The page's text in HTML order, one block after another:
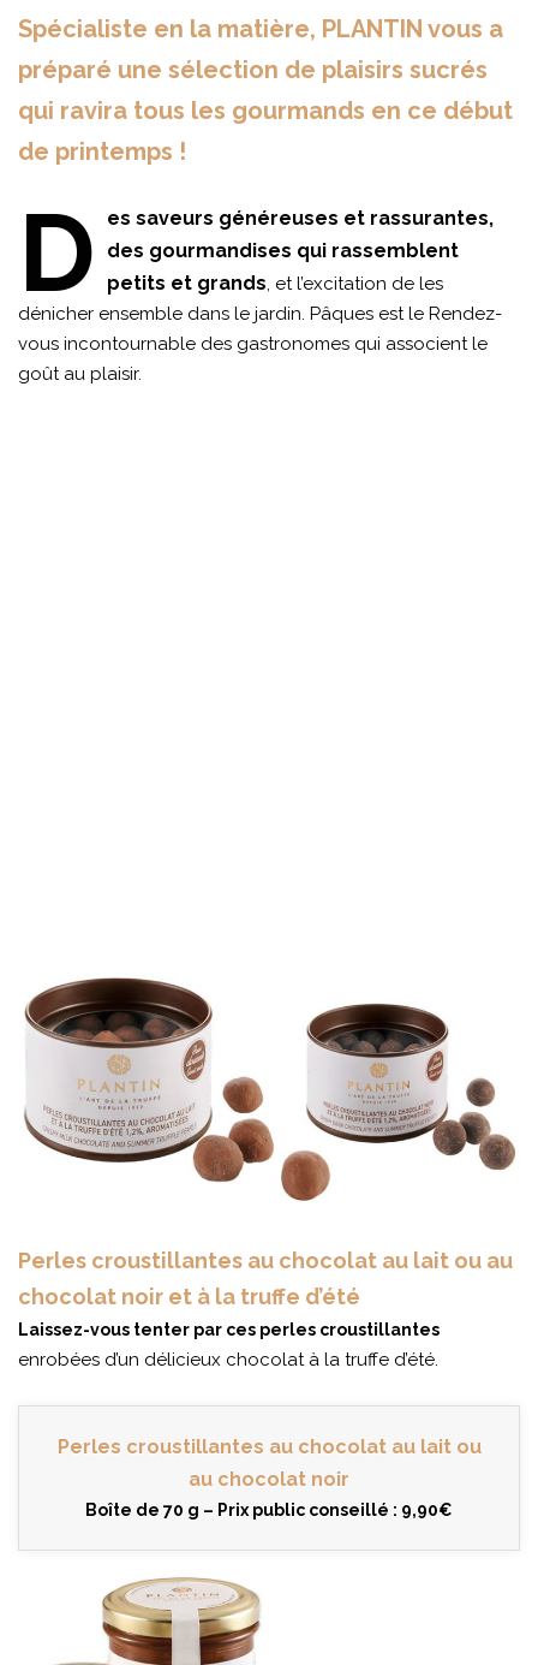
Spécialiste en la matière, PLANTIN vous a
préparé une sélection de plaisirs sucrés
qui ravira tous les gourmands en ce début
de printemps !
D
es saveurs généreuses et rassurantes,
des gourmandises qui rassemblent
petits et grands, et l’excitation de les
dénicher ensemble dans le jardin. Pâques est le Rendez-
vous incontournable des gastronomes qui associent le
goût au plaisir.
Perles croustillantes au chocolat au lait ou au
chocolat noir et à la truffe d’été
Laissez-vous tenter par ces perles croustillantes
enrobées d’un délicieux chocolat à la truffe d’été.
Perles croustillantes au chocolat au lait ou
au chocolat noir
Boîte de 70 g – Prix public conseillé : 9,90€